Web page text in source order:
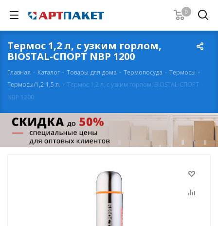
0
Термос 1,2 л, с узким горлом,
BIOSTAL-СПОРТ NBP 1200
Главная - Каталог - Товары для дома - Термопосуда - Термосы -
Термосы/1,2-1,5 л. - Термос 1,2 л, с узким горлом, BIOSTAL-СПОРТ
NBP 1200